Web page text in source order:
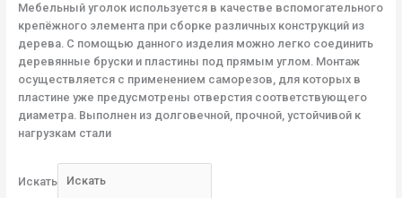
Мебельный уголок используется в качестве вспомогательного
крепёжного элемента при сборке различных конструкций из
дерева. С помощью данного изделия можно легко соединить
деревянные бруски и пластины под прямым углом. Монтаж
осуществляется с применением саморезов, для которых в
пластине уже предусмотрены отверстия соответствующего
диаметра. Выполнен из долговечной, прочной, устойчивой к
нагрузкам стали
Искать